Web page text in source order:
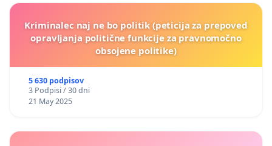
Kriminalec naj ne bo politik (peticija za prepoved
opravljanja politične funkcije za pravnomočno
obsojene politike)
5 630 podpisov
3 Podpisi / 30 dni
21 May 2025